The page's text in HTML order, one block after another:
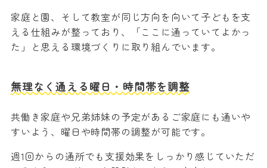
家庭と園、そして教室が同じ方向を向いて子どもを支
える仕組みが整っており、「ここに通っていてよかっ
た」と思える環境づくりに取り組んでいます。
無理なく通える曜日・時間帯を調整
共働き家庭や兄弟姉妹の予定があるご家庭にも通いや
すいよう、曜日や時間帯の調整が可能です。
週1回からの通所でも支援効果をしっかり感じていただ